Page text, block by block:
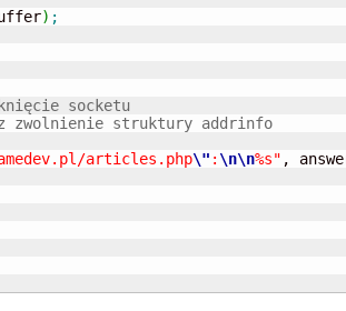
) ;
socketu
zwolnienie struktury addrinfo
articles.php\" : \n\n%s" ,